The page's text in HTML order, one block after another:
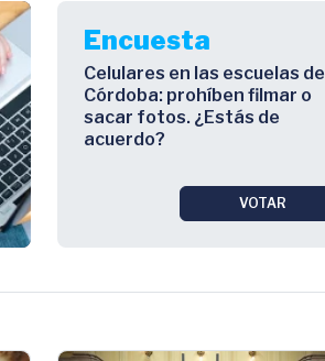
Encuesta
Celulares en las escuelas de
Córdoba: prohíben filmar o
sacar fotos. ¿Estás de
acuerdo?
VOTAR